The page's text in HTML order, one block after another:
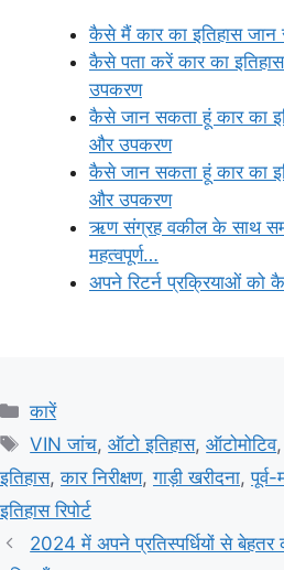
कैसे मैं कार का इतिहास जान
कैसे पता करें कार का
उपकरण
कैसे जान सकता हूं कार का
और उपकरण
कैसे जान सकता हूं कार का
और उपकरण
ऋण संग्रह वकील के साथ
महत्वपूर्ण…
अपने रिटर्न प्रक्रियाओं को
Categories
कारें
Tags
VIN जांच,ऑटो इतिहास,ऑटोमोटिव
इतिहास,कार निरीक्षण,गाड़ी खरीदना,
इतिहास रिपोर्ट
2024 में अपने प्रतिस्पर्धियों से बेहतर